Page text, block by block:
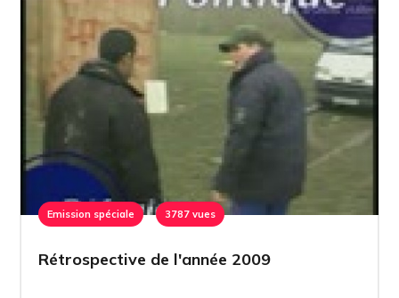
Emission spéciale 3787 vues
Rétrospective de l'année 2009